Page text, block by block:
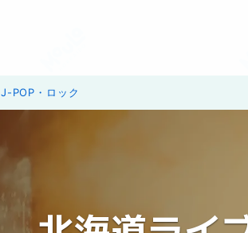
J-POP・ロック